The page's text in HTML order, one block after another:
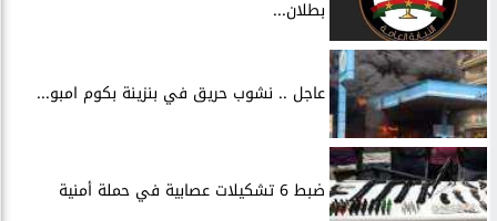
بطلان...
عاجل .. نشوب حريق في بنزينة بكوم امبو...
ضبط 6 تشكيلات عصابية في حملة أمنية